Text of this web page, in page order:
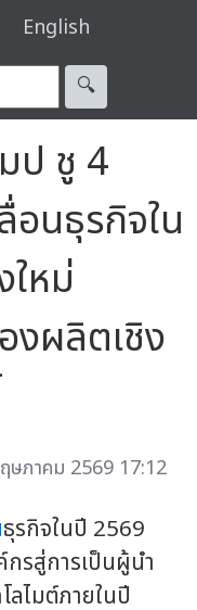
English
🔍︎
ป ชู 4
นธุรกิจใน
หม่
งผลิตเชิง
ภาคม 2569 17:12
ธุรกิจในปี 2569
รสู่การเป็นผู้นำ
ลไมต์ภายในปี